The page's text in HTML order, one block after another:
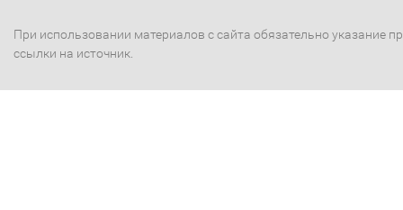
При использовании материалов с сайта обязательно указание
ссылки на источник.